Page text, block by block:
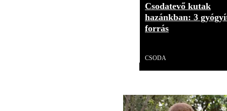
Csodatevő kutak
hazánkban: 3
forrás
CSODA